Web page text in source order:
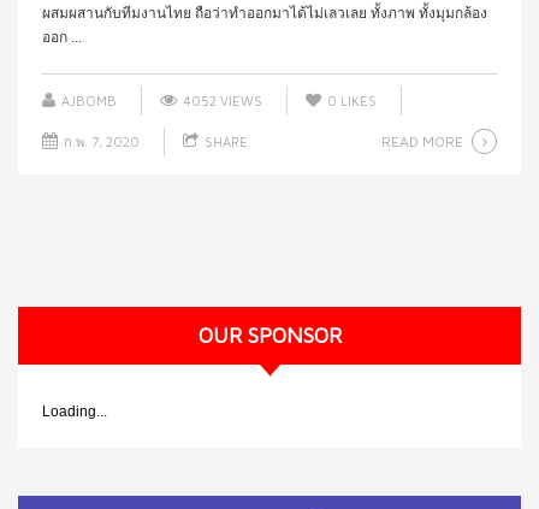
ผสมผสานกับทีมงานไทย ถือว่าทำออกมาได้ไม่เลวเลย ทั้งภาพ ทั้งมุมกล้อง
ออก ...
AJBOMB 4052 VIEWS 0 LIKES
ก.พ. 7, 2020 SHARE READ MORE
OUR SPONSOR
Loading...